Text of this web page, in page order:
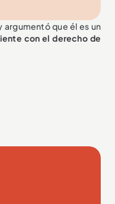
argumentó que él es un
con el derecho de